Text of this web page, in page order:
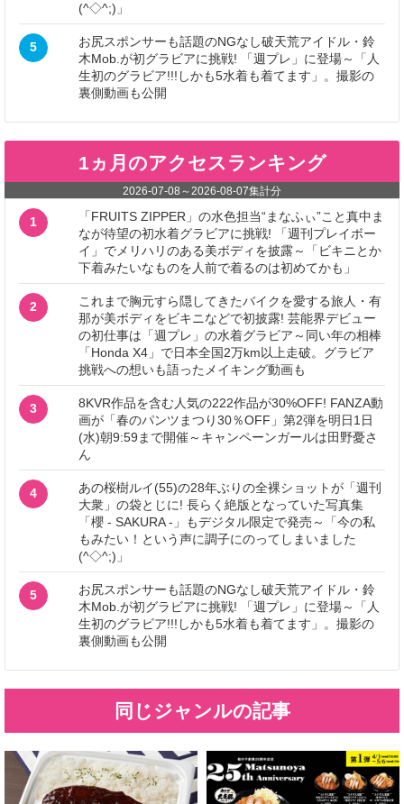
(^◇^;)」
5
お尻スポンサーも話題のNGなし破天荒アイドル・鈴
木Mob.が初グラビアに挑戦! 「週プレ」に登場～「人
生初のグラビア!!!しかも5水着も着てます」。撮影の
裏側動画も公開
1ヵ月のアクセスランキング
2026-07-08 ～2026-08-07集計分
1
「FRUITS ZIPPER」の水色担当“まなふぃ”こと真中ま
なが待望の初水着グラビアに挑戦! 「週刊プレイボー
イ」でメリハリのある美ボディを披露～「ビキニとか
下着みたいなものを人前で着るのは初めてかも」
2
これまで胸元すら隠してきたバイクを愛する旅人・有
那が美ボディをビキニなどで初披露! 芸能界デビュー
の初仕事は「週プレ」の水着グラビア～同い年の相棒
「Honda X4」で日本全国2万km以上走破。グラビア
挑戦への想いも語ったメイキング動画も
3
8KVR作品を含む人気の222作品が30%OFF! FANZA動
画が「春のパンツまつり30％OFF」第2弾を明日1日
(水)朝9:59まで開催～キャンペーンガールは田野憂さ
ん
4
あの桜樹ルイ(55)の28年ぶりの全裸ショットが「週刊
大衆」の袋とじに! 長らく絶版となっていた写真集
「櫻 - SAKURA -」もデジタル限定で発売～「今の私
もみたい！という声に調子にのってしまいました
(^◇^;)」
5
お尻スポンサーも話題のNGなし破天荒アイドル・鈴
木Mob.が初グラビアに挑戦! 「週プレ」に登場～「人
生初のグラビア!!!しかも5水着も着てます」。撮影の
裏側動画も公開
同じジャンルの記事